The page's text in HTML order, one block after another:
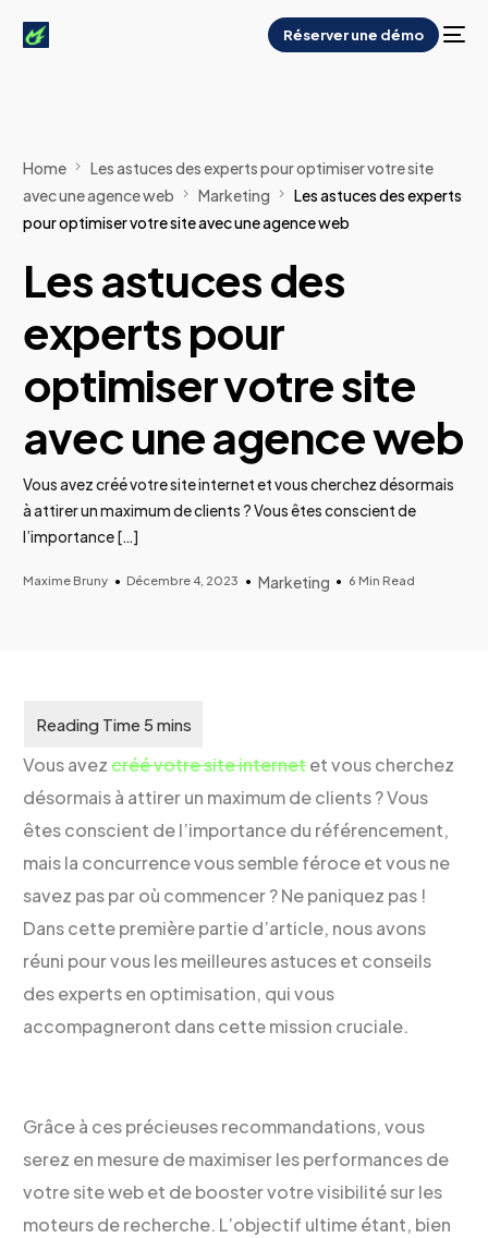
Réserver une démo
Home
Les astuces des experts pour optimiser votre site
avec une agence web
Marketing
Les astuces des experts
pour optimiser votre site avec une agence web
Les astuces des
experts pour
optimiser votre site
avec une agence web
Vous avez créé votre site internet et vous cherchez désormais
à attirer un maximum de clients ? Vous êtes conscient de
l’importance […]
Maxime Bruny Décembre 4, 2023 Marketing 6 Min Read
Vous avezcréé votre site internetet vous cherchez
désormais à attirer un maximum de clients ? Vous
êtes conscient de l’importance du référencement,
mais la concurrence vous semble féroce et vous ne
savez pas par où commencer ? Ne paniquez pas !
Dans cette première partie d’article, nous avons
réuni pour vous les meilleures astuces et conseils
des experts en optimisation, qui vous
accompagneront dans cette mission cruciale.
Grâce à ces précieuses recommandations, vous
serez en mesure de maximiser les performances de
votre site web et de booster votre visibilité sur les
moteurs de recherche. L’objectif ultime étant, bien